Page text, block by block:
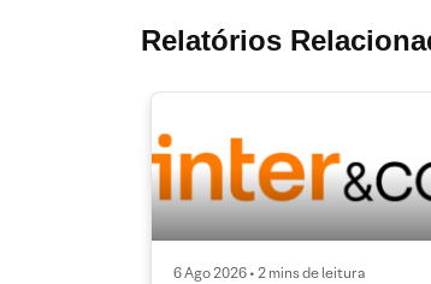
Relatórios
6 Ago 2026 • 2 mins de leitura